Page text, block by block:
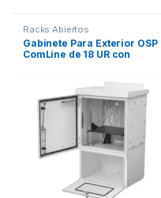
Racks Abiertos
Gabinete Para Exterior OSP
ComLine de 18 UR con
Profundidad De Aluminio,
Color Gris Claro Con
Protecci??n NEMA
4/12/4X/3/3R; IP66